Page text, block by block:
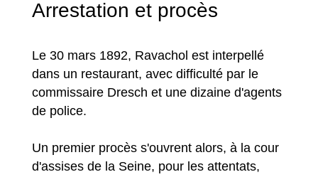
Arrestation et procès
Le 30 mars 1892, Ravachol est interpellé
dans un restaurant, avec difficulté par le
commissaire Dresch et une dizaine d'agents
de police.
Un premier procès s'ouvrent alors, à la cour
d'assises de la Seine, pour les attentats,